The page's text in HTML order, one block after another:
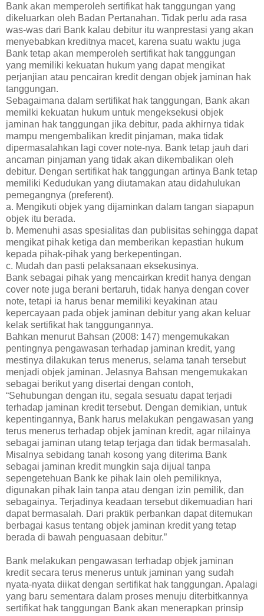
Bank akan memperoleh sertifikat hak tanggungan yang
dikeluarkan oleh Badan Pertanahan. Tidak perlu ada rasa
was-was dari Bank kalau debitur itu wanprestasi yang akan
menyebabkan kreditnya macet, karena suatu waktu juga
Bank tetap akan memperoleh sertifikat hak tanggungan
yang memiliki kekuatan hukum yang dapat mengikat
perjanjian atau pencairan kredit dengan objek jaminan hak
tanggungan.
Sebagaimana dalam sertifikat hak tanggungan, Bank akan
memilki kekuatan hukum untuk mengeksekusi objek
jaminan hak tanggungan jika debitur, pada akhirnya tidak
mampu mengembalikan kredit pinjaman, maka tidak
dipermasalahkan lagi cover note-nya. Bank tetap jauh dari
ancaman pinjaman yang tidak akan dikembalikan oleh
debitur. Dengan sertifikat hak tanggungan artinya Bank tetap
memiliki Kedudukan yang diutamakan atau didahulukan
pemegangnya (preferent).
a. Mengikuti objek yang dijaminkan dalam tangan siapapun
objek itu berada.
b. Memenuhi asas spesialitas dan publisitas sehingga dapat
mengikat pihak ketiga dan memberikan kepastian hukum
kepada pihak-pihak yang berkepentingan.
c. Mudah dan pasti pelaksanaan eksekusinya.
Bank sebagai pihak yang mencairkan kredit hanya dengan
cover note juga berani bertaruh, tidak hanya dengan cover
note, tetapi ia harus benar memiliki keyakinan atau
kepercayaan pada objek jaminan debitur yang akan keluar
kelak sertifikat hak tanggungannya.
Bahkan menurut Bahsan (2008: 147) mengemukakan
pentingnya pengawasan terhadap jaminan kredit, yang
mestinya dilakukan terus menerus, selama tanah tersebut
menjadi objek jaminan. Jelasnya Bahsan mengemukakan
sebagai berikut yang disertai dengan contoh,
“Sehubungan dengan itu, segala sesuatu dapat terjadi
terhadap jaminan kredit tersebut. Dengan demikian, untuk
kepentingannya, Bank harus melakukan pengawasan yang
terus menerus terhadap objek jaminan kredit, agar nilainya
sebagai jaminan utang tetap terjaga dan tidak bermasalah.
Misalnya sebidang tanah kosong yang diterima Bank
sebagai jaminan kredit mungkin saja dijual tanpa
sepengetehuan Bank ke pihak lain oleh pemiliknya,
digunakan pihak lain tanpa atau dengan izin pemilik, dan
sebagainya. Terjadinya keadaan tersebut dikemuadian hari
dapat bermasalah. Dari praktik perbankan dapat ditemukan
berbagai kasus tentang objek jaminan kredit yang tetap
berada di bawah penguasaan debitur.”
Bank melakukan pengawasan terhadap objek jaminan
kredit secara terus menerus untuk jaminan yang sudah
nyata-nyata diikat dengan sertifikat hak tanggungan. Apalagi
yang baru sementara dalam proses menuju diterbitkannya
sertifikat hak tanggungan Bank akan menerapkan prinsip